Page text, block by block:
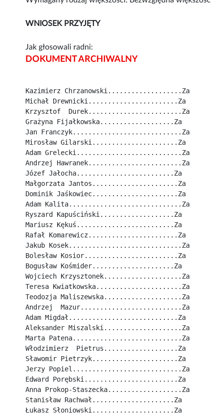
WNIOSEK PRZYJĘTY
Jak głosowali radni:
DOKUMENT ARCHIWALNY
Kazimierz Chrzanowski...................Za
Michał Drewnicki.......................Za
Krzysztof  Durek........................Za
Grażyna Fijałkowska...................Za
Jan Franczyk............................Za
Mirosław Gilarski......................Za
Adam Grelecki...........................Za
Andrzej Hawranek........................Za
Józef Jałocha.........................Za
Małgorzata Jantos......................Za
Dominik Jaśkowiec......................Za
Adam Kalita.............................Za
Ryszard Kapuściński...................Za
Mariusz Kękuś.........................Za
Rafał Komarewicz.......................Za
Jakub Kosek.............................Za
Bolesław Kosior........................Za
Bogusław Kośmider.....................Za
Wojciech Krzysztonek....................Za
Teresa Kwiatkowska......................Za
Teodozja Maliszewska....................Za
Andrzej  Mazur..........................Za
Adam Migdał............................Za
Aleksander Miszalski....................Za
Marta Patena............................Za
Włodzimierz  Pietrus...................Za
Sławomir Pietrzyk......................Za
Jerzy Popiel............................Za
Edward Porębski........................Za
Anna Prokop-Staszecka...................Za
Stanisław Rachwał.....................Za
Łukasz Słoniowski.....................Za